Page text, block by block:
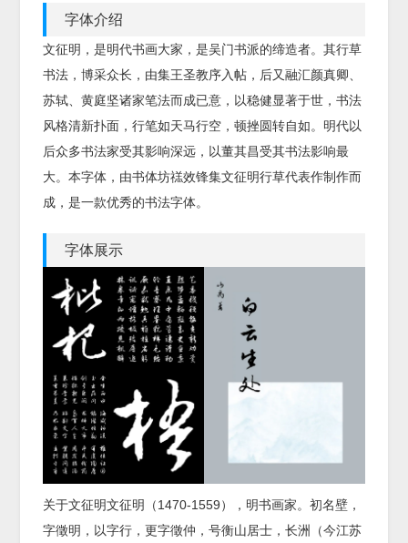
字体介绍
文征明，是明代书画大家，是吴门书派的缔造者。其行草
书法，博采众长，由集王圣教序入帖，后又融汇颜真卿、
苏轼、黄庭坚诸家笔法而成已意，以稳健显著于世，书法
风格清新扑面，行笔如天马行空，顿挫圆转自如。明代以
后众多书法家受其影响深远，以董其昌受其书法影响最
大。本字体，由书体坊禚效锋集文征明行草代表作制作而
成，是一款优秀的书法字体。
字体展示
关于文征明文征明（1470-1559），明书画家。初名壁，
字徵明，以字行，更字徵仲，号衡山居士，长洲（今江苏